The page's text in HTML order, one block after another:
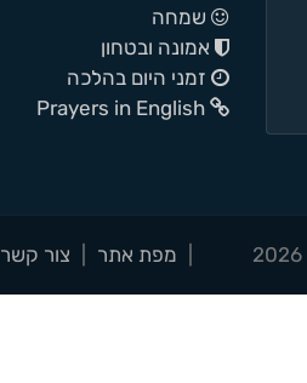
שמחה
אמונה ובטחון
זמני היום בהלכה
מפת אתר צור קשר